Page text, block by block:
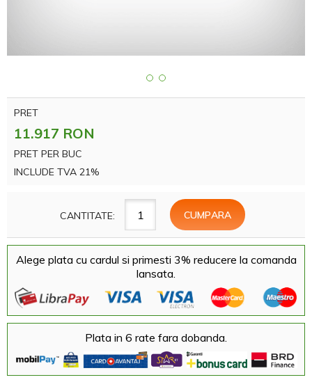
PRET
11.917 RON
PRET PER BUC
INCLUDE TVA 21%
CANTITATE:
Alege plata cu cardul si primesti 3% reducere la comanda
lansata.
Plata in 6 rate fara dobanda.